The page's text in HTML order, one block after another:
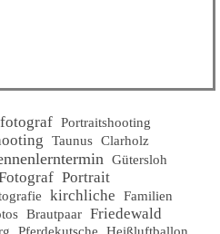
Portraitshooting
Taunus Clarholz
Gütersloh
Portrait
kirchliche Familien
Brautpaar Friedewald
Pferdekutsche Heißluftballon